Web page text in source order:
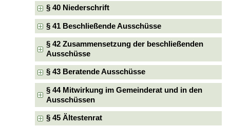
§ 40 Niederschrift
§ 41 Beschließende Ausschüsse
§ 42 Zusammensetzung der beschließenden
Ausschüsse
§ 43 Beratende Ausschüsse
§ 44 Mitwirkung im Gemeinderat und in den
Ausschüssen
§ 45 Ältestenrat